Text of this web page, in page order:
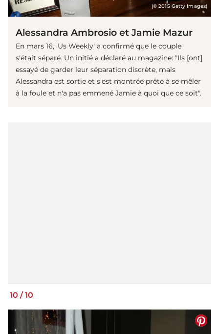
(© 2015 Getty Images)
Alessandra Ambrosio et Jamie Mazur
En mars 16, 'Us Weekly' a confirmé que le couple
s'était séparé. Un initié a déclaré au magazine: "Ils [ont]
essayé de garder leur séparation discrète, mais
Alessandra est sortie et s'est montrée prête à se mêler
à la foule et n'a pas emmené Jamie à quoi que ce soit".
10 / 10